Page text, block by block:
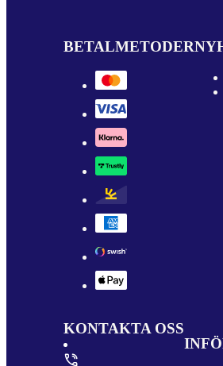
BETALMETODER
KONTAKTA OSS